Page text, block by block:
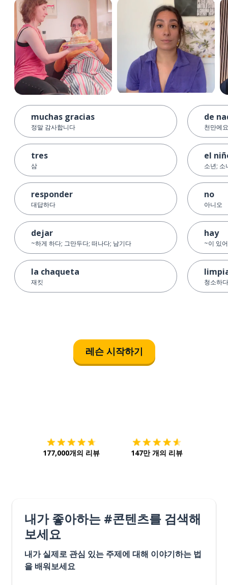
muchas gracias
정말 감사합니다
tres
삼
responder
대답하다
dejar
~하게 하다; 그만두다; 떠나다; 남기다
la chaqueta
재킷
de
천만에요
el
소년; 소
no
아니오
hay
~이 있
청소하다
레슨 시작하기
177,000개의 리뷰 147만 개의 리뷰
내가 좋아하는 #콘텐츠를 검색해
보세요
내가 실제로 관심 있는 주제에 대해 이야기하는 법
을 배워보세요